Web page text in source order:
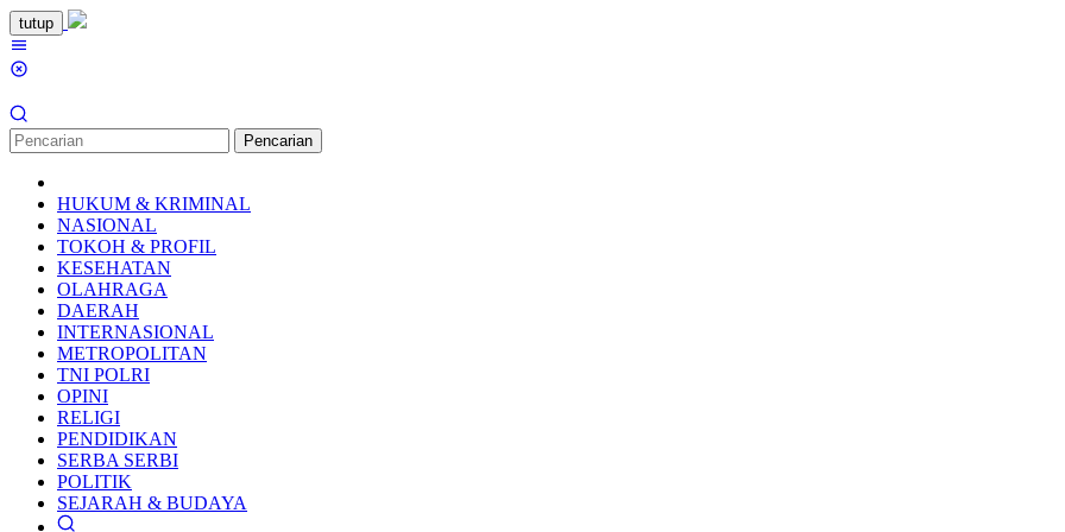
Loncat
ke
konten
tutup
Pencarian
HUKUM & KRIMINAL
NASIONAL
TOKOH & PROFIL
KESEHATAN
OLAHRAGA
DAERAH
INTERNASIONAL
METROPOLITAN
TNI POLRI
OPINI
RELIGI
PENDIDIKAN
SERBA SERBI
POLITIK
SEJARAH & BUDAYA